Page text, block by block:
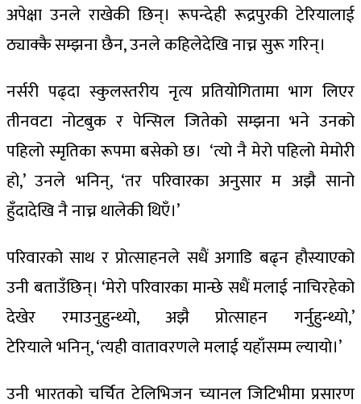
अपेक्षा उनले राखेकी छिन्। रूपन्देही रूद्रपुरकी टेरियालाई
ठ्याक्कै सम्झना छैन, उनले कहिलेदेखि नाच्न सुरू गरिन्।
नर्सरी पढ्दा स्कुलस्तरीय नृत्य प्रतियोगितामा भाग लिएर
तीनवटा नोटबुक र पेन्सिल जितेको सम्झना भने उनको
पहिलो स्मृतिका रूपमा बसेको छ। ‘त्यो नै मेरो पहिलो मेमोरी
हो,’ उनले भनिन्, ‘तर परिवारका अनुसार म अझै सानो
हुँदादेखि नै नाच्न थालेकी थिएँ।’
परिवारको साथ र प्रोत्साहनले सधैं अगाडि बढ्न हौस्याएको
उनी बताउँछिन्। ‘मेरो परिवारका मान्छे सधैं मलाई नाचिरहेको
देखेर रमाउनुहुन्थ्यो, अझै प्रोत्साहन गर्नुहुन्थ्यो,’
टेरियाले भनिन्, ‘त्यही वातावरणले मलाई यहाँसम्म ल्यायो।’
उनी भारतको चर्चित टेलिभिजन च्यानल जिटिभीमा प्रसारण